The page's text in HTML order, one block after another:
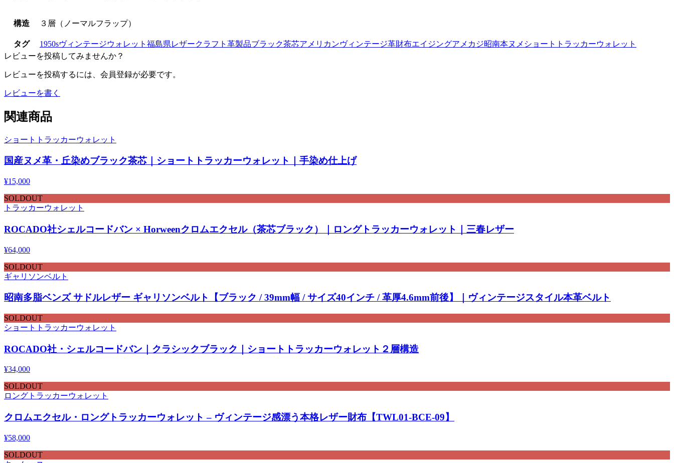
構造 ３層（ノーマルフラップ）
タグ 1950sヴィンテージウォレット 福島県レザークラフト 革製品ブラック茶芯アメリカンヴィンテージ革財布エイジングアメカジ昭南本ヌメ ショートトラッカーウォレット
レビューを投稿してみませんか？
レビューを投稿するには、会員登録が必要です。
レビューを書く
関連商品
ショートトラッカーウォレット
国産ヌメ革・丘染めブラック茶芯｜ショートトラッカーウォレット｜手染め仕上げ
¥15,000
SOLDOUT
トラッカーウォレット
ROCADO社シェルコードバン × Horweenクロムエクセル（茶芯ブラック）｜ロングトラッカーウォレット｜三春レザー
¥64,000
SOLDOUT
ギャリソンベルト
昭南多脂ベンズ サドルレザー ギャリソンベルト【ブラック / 39mm幅 / サイズ40インチ / 革厚4.6mm前後】｜ヴィンテージスタイル本革ベルト
SOLDOUT
ショートトラッカーウォレット
ROCADO社・シェルコードバン｜クラシックブラック｜ショートトラッカーウォレット２層構造
¥34,000
SOLDOUT
ロングトラッカーウォレット
クロムエクセル・ロングトラッカーウォレット – ヴィンテージ感漂う本格レザー財布【TWL01-BCE-09】
¥58,000
SOLDOUT